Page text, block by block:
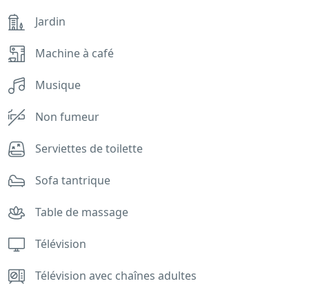
Jardin
Machine à café
Musique
Non fumeur
Serviettes de toilette
Sofa tantrique
Table de massage
Télévision
Télévision avec chaînes adultes